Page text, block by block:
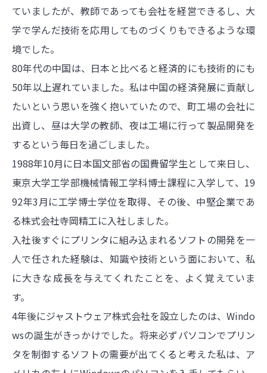
ていましたが、教師であっても会社を経営できるし、大
学で学んだ技術を応用してものづくりもできるような環
境でした。
80年代の中国は、日本と比べると経済的にも技術的にも
50年以上遅れていました。私は中国の経済発展に貢献し
たいという思いを強く抱いていたので、町工場の会社に
出資し、昼は大学の教師、夜は工場に行って製品開発を
するという毎日を過ごしました。
1988年10月に日本国文部省の国費留学生として来日し、
東京大学工学部機械情報工学科博士課程に入学して、19
92年3月に工学博士学位を取得、その後、中堅企業であ
る株式会社寺岡精工に入社しました。
入社後すぐにプリンタに組み込まれるソフトの開発を一
人で任された経験は、知識や技術という面において、私
に大きな成長を与えてくれたことを、よく覚えていま
す。
4年後にジャストウェア株式会社を設立したのは、Windo
wsの誕生がきっかけでした。将来必ずパソコンでプリン
タを制御するソフトの需要が出てくると考えた私は、ア